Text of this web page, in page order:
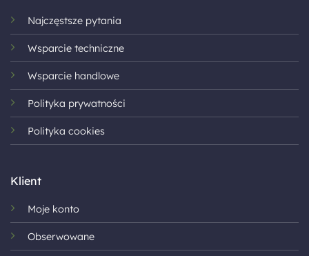
Najczęstsze pytania
Wsparcie techniczne
Wsparcie handlowe
Polityka prywatności
Polityka cookies
Klient
Moje konto
Obserwowane